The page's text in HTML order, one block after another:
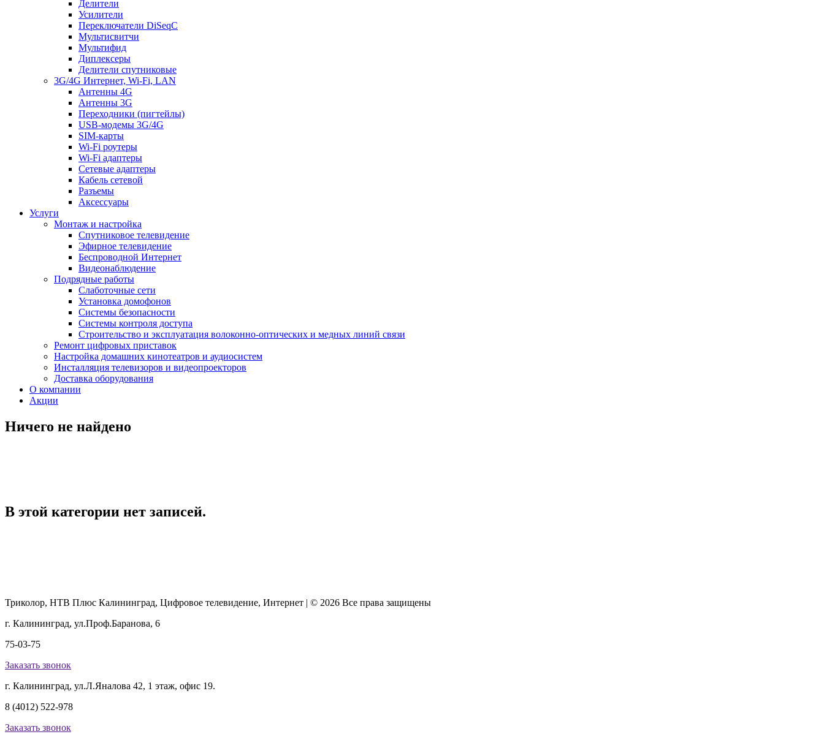
Делители
Усилители
Переключатели DiSeqC
Мультисвитчи
Мультифид
Диплексеры
Делители спутниковые
3G/4G Интернет, Wi-Fi, LAN
Антенны 4G
Антенны 3G
Переходники (пигтейлы)
USB-модемы 3G/4G
SIM-карты
Wi-Fi роутеры
Wi-Fi адаптеры
Сетевые адаптеры
Кабель сетевой
Разъемы
Аксессуары
Услуги
Монтаж и настройка
Спутниковое телевидение
Эфирное телевидение
Беспроводной Интернет
Видеонаблюдение
Подрядные работы
Слаботочные сети
Установка домофонов
Системы безопасности
Системы контроля доступа
Строительство и эксплуатация волоконно-оптических и медных линий связи
Ремонт цифровых приставок
Настройка домашних кинотеатров и аудиосистем
Инсталляция телевизоров и видеопроекторов
Доставка оборудования
О компании
Акции
Ничего не найдено
В этой категории нет записей.
Триколор, НТВ Плюс Калининград, Цифровое телевидение, Интернет | © 2026 Все права защищены
г. Калининград, ул.Проф.Баранова, 6
75-03-75
Заказать звонок
г. Калининград, ул.Л.Яналова 42, 1 этаж, офис 19.
8 (4012) 522-978
Заказать звонок